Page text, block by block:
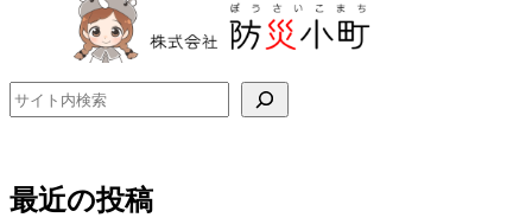
検索
最近の投稿